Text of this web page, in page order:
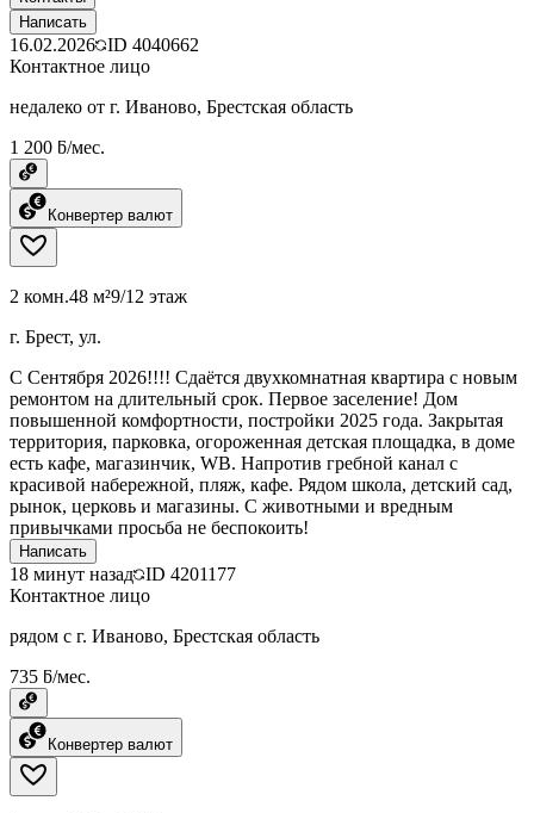
Написать
16.02.2026 ID 4040662
Контактное лицо
недалеко от г. Иваново, Брестская область
1 200 ƃ/мес.
Конвертер валют
2 комн.48 м²9/12 этаж
г. Брест, ул.
С Сентября 2026!!!! Сдаётся двухкомнатная квартира с новым
ремонтом на длительный срок. Первое заселение! Дом
повышенной комфортности, постройки 2025 года. Закрытая
территория, парковка, огороженная детская площадка, в доме
есть кафе, магазинчик, WB. Напротив гребной канал с
красивой набережной, пляж, кафе. Рядом школа, детский сад,
рынок, церковь и магазины. С животными и вредным
привычками просьба не беспокоить!
Написать
18 минут назад ID 4201177
Контактное лицо
рядом с г. Иваново, Брестская область
735 ƃ/мес.
Конвертер валют